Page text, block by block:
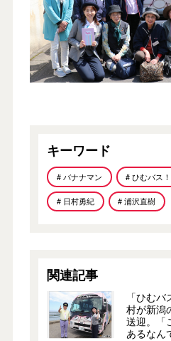
キーワード
# バナナマン # ひむバス！
# 日村勇紀 # 浦沢直樹
関連記事
「ひむ
村が新潟
送迎。「
あるなん